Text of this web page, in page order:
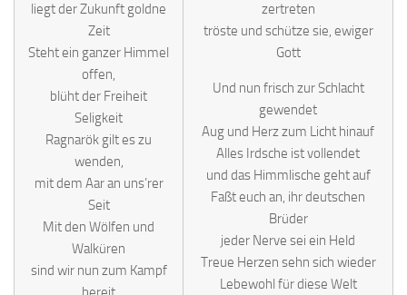
liegt der Zukunft goldne
Zeit
Steht ein ganzer Himmel
offen,
blüht der Freiheit
Seligkeit
Ragnarök gilt es zu
wenden,
mit dem Aar an uns’rer
Seit
Mit den Wölfen und
Walküren
sind wir nun zum Kampf
zertreten
tröste und schütze sie, ewiger
Gott
Und nun frisch zur Schlacht
gewendet
Aug und Herz zum Licht hinauf
Alles Irdsche ist vollendet
und das Himmlische geht auf
Faßt euch an, ihr deutschen
Brüder
jeder Nerve sei ein Held
Treue Herzen sehn sich wieder
Lebewohl für diese Welt